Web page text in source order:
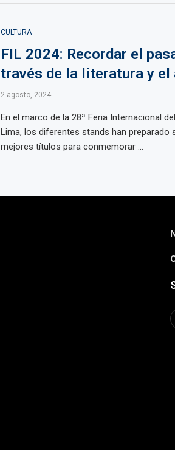
CULTURA
FIL 2024: Recordar el
través de la literatura y el
2 agosto, 2024
En el marco de la 28ª Feria Internacional
Lima, los diferentes stands han preparado
mejores títulos para conmemorar ...